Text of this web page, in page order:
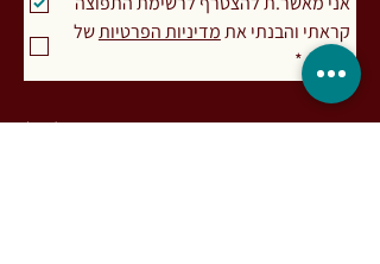
קראתי והבנתי את מדיניות הפרטיות
האתר*
רות מעיין. פסיכותרפיסטית אינטגרטיבית (MA)